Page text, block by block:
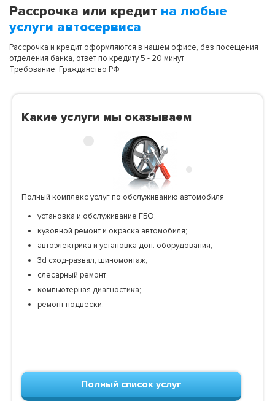
Рассрочка или кредит на любые
услуги автосервиса
Рассрочка и кредит оформляются в нашем офисе, без посещения
отделения банка, ответ по кредиту 5 - 20 минут
Требование: Гражданство РФ
Какие услуги мы оказываем
Полный комплекс услуг по обслуживанию автомобиля
установка и обслуживание ГБО;
кузовной ремонт и окраска автомобиля;
автоэлектрика и установка доп. оборудования;
3d сход-развал, шиномонтаж;
слесарный ремонт;
компьютерная диагностика;
ремонт подвески;
Полный список услуг